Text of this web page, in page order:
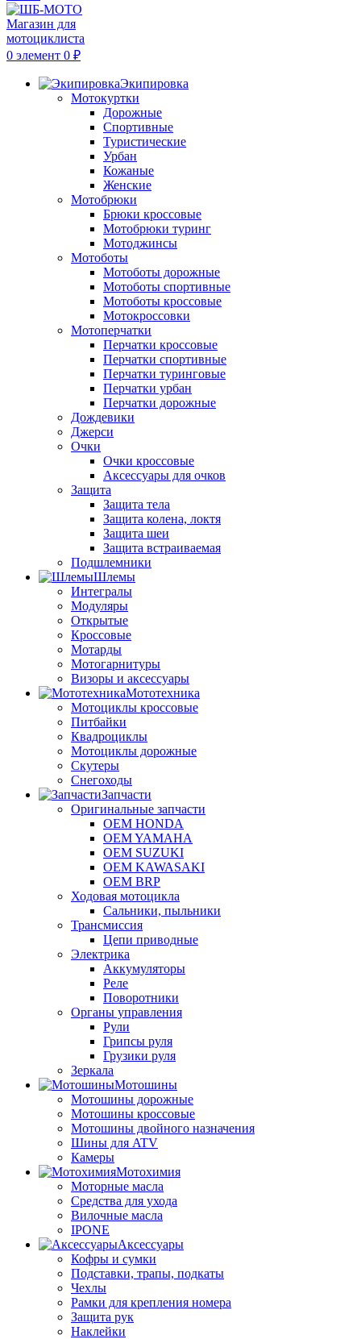
0 элемент 0 ₽
Экипировка
Мотокуртки
Дорожные
Спортивные
Туристические
Урбан
Кожаные
Женские
Мотобрюки
Брюки кроссовые
Мотобрюки туринг
Мотоджинсы
Мотоботы
Мотоботы дорожные
Мотоботы спортивные
Мотоботы кроссовые
Мотокроссовки
Мотоперчатки
Перчатки кроссовые
Перчатки спортивные
Перчатки туринговые
Перчатки урбан
Перчатки дорожные
Дождевики
Джерси
Очки
Очки кроссовые
Аксессуары для очков
Защита
Защита тела
Защита колена, локтя
Защита шеи
Защита встраиваемая
Подшлемники
Шлемы
Интегралы
Модуляры
Открытые
Кроссовые
Мотарды
Мотогарнитуры
Визоры и аксессуары
Мототехника
Мотоциклы кроссовые
Питбайки
Квадроциклы
Мотоциклы дорожные
Скутеры
Снегоходы
Запчасти
Оригинальные запчасти
OEM HONDA
OEM YAMAHA
OEM SUZUKI
OEM KAWASAKI
OEM BRP
Ходовая мотоцикла
Сальники, пыльники
Трансмиссия
Цепи приводные
Электрика
Аккумуляторы
Реле
Поворотники
Органы управления
Рули
Грипсы руля
Грузики руля
Зеркала
Мотошины
Мотошины дорожные
Мотошины кроссовые
Мотошины двойного назначения
Шины для ATV
Камеры
Мотохимия
Моторные масла
Средства для ухода
Вилочные масла
IPONE
Аксессуары
Кофры и сумки
Подставки, трапы, подкаты
Чехлы
Рамки для крепления номера
Защита рук
Наклейки